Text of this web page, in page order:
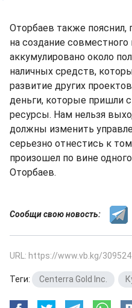
Оторбаев также
на создание
аккумулировано около
наличных средств,
развитие других
деньги, которые пришли
ресурсы. Нам нельзя
должны изменить
серьезно отнестись к
произошел по вине
Оторбаев.
Сообщи свою новость:
URL: https://www.vb.kg/309524
Теги: Centerra Gold Inc.